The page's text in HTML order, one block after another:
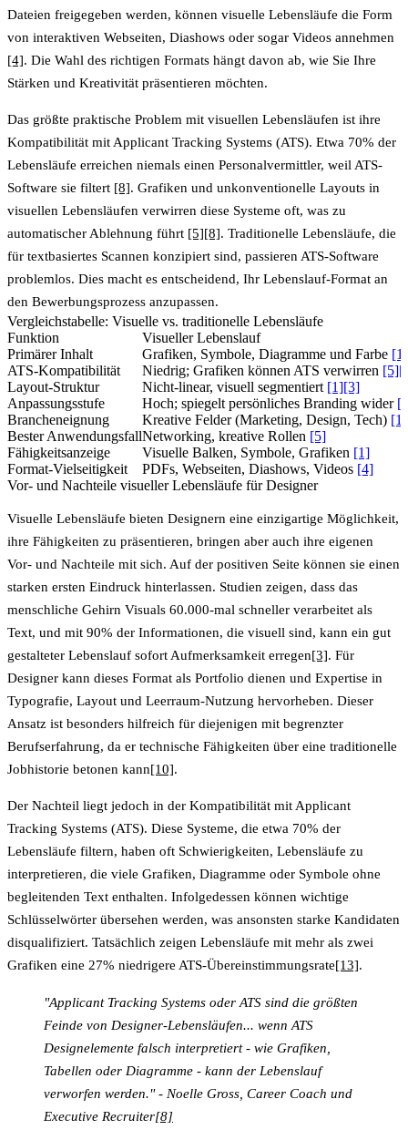
Dateien freigegeben werden, können visuelle Lebensläufe die Form
von interaktiven Webseiten, Diashows oder sogar Videos annehmen
[4]. Die Wahl des richtigen Formats hängt davon ab, wie Sie Ihre
Stärken und Kreativität präsentieren möchten.
Das größte praktische Problem mit visuellen Lebensläufen ist ihre
Kompatibilität mit Applicant Tracking Systems (ATS). Etwa 70% der
Lebensläufe erreichen niemals einen Personalvermittler, weil ATS-
Software sie filtert [8]. Grafiken und unkonventionelle Layouts in
visuellen Lebensläufen verwirren diese Systeme oft, was zu
automatischer Ablehnung führt [5][8]. Traditionelle Lebensläufe, die
für textbasiertes Scannen konzipiert sind, passieren ATS-Software
problemlos. Dies macht es entscheidend, Ihr Lebenslauf-Format an
den Bewerbungsprozess anzupassen.
Vergleichstabelle: Visuelle vs. traditionelle Lebensläufe
Funktion
Visueller Lebenslauf
Primärer Inhalt
Grafiken, Symbole, Diagramme und Farbe [1]
ATS-Kompatibilität
Niedrig; Grafiken können ATS verwirren [5]
Layout-Struktur
Nicht-linear, visuell segmentiert [1][3]
Anpassungsstufe
Hoch; spiegelt persönliches Branding wider
Brancheneignung
Kreative Felder (Marketing, Design, Tech) [1]
Bester AnwendungsfallNetworking, kreative Rollen [5]
Fähigkeitsanzeige
Visuelle Balken, Symbole, Grafiken [1]
Format-Vielseitigkeit
PDFs, Webseiten, Diashows, Videos [4]
Vor- und Nachteile visueller Lebensläufe für Designer
Visuelle Lebensläufe bieten Designern eine einzigartige Möglichkeit,
ihre Fähigkeiten zu präsentieren, bringen aber auch ihre eigenen
Vor- und Nachteile mit sich. Auf der positiven Seite können sie einen
starken ersten Eindruck hinterlassen. Studien zeigen, dass das
menschliche Gehirn Visuals 60.000-mal schneller verarbeitet als
Text, und mit 90% der Informationen, die visuell sind, kann ein gut
gestalteter Lebenslauf sofort Aufmerksamkeit erregen[3]. Für
Designer kann dieses Format als Portfolio dienen und Expertise in
Typografie, Layout und Leerraum-Nutzung hervorheben. Dieser
Ansatz ist besonders hilfreich für diejenigen mit begrenzter
Berufserfahrung, da er technische Fähigkeiten über eine traditionelle
Jobhistorie betonen kann[10].
Der Nachteil liegt jedoch in der Kompatibilität mit Applicant
Tracking Systems (ATS). Diese Systeme, die etwa 70% der
Lebensläufe filtern, haben oft Schwierigkeiten, Lebensläufe zu
interpretieren, die viele Grafiken, Diagramme oder Symbole ohne
begleitenden Text enthalten. Infolgedessen können wichtige
Schlüsselwörter übersehen werden, was ansonsten starke Kandidaten
disqualifiziert. Tatsächlich zeigen Lebensläufe mit mehr als zwei
Grafiken eine 27% niedrigere ATS-Übereinstimmungsrate[13].
"Applicant Tracking Systems oder ATS sind die größten
Feinde von Designer-Lebensläufen... wenn ATS
Designelemente falsch interpretiert - wie Grafiken,
Tabellen oder Diagramme - kann der Lebenslauf
verworfen werden." - Noelle Gross, Career Coach und
Executive Recruiter[8]